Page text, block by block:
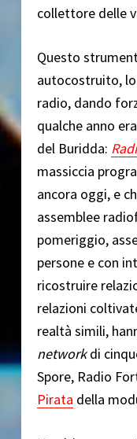
collettore delle
Questo
autocostruito,
radio, dando
qualche anno
del Buridda:
massiccia
ancora oggi, e
assemblee
pomeriggio,
persone e con
ricostruire
relazioni
realtà simili,
networkdi
Spore, Radio
Pirata della